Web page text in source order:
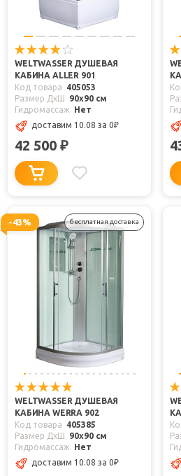
WELTWASSER ДУШЕВАЯ
КАБИНА ALLER 901
Код товара
405053
Размер ДхШ
90x90 см
Гидромассаж
Нет
доставим 10.08 за 0₽
42 500 ₽
-43% бесплатная доставка
WELTWASSER ДУШЕВАЯ
КАБИНА WERRA 902
Код товара
405385
Размер ДхШ
90x90 см
Гидромассаж
Нет
доставим 10.08 за 0₽